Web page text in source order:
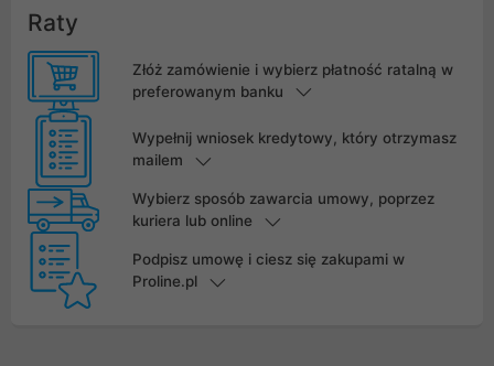
Raty
Złóż zamówienie i wybierz płatność ratalną w
preferowanym banku
Wypełnij wniosek kredytowy, który otrzymasz
mailem
Wybierz sposób zawarcia umowy, poprzez
kuriera lub online
Podpisz umowę i ciesz się zakupami w
Proline.pl